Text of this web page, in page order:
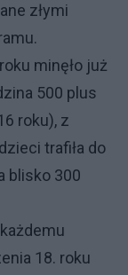
złymi
minęło już
500 plus
roku), z
trafiła do
blisko 300
18. roku